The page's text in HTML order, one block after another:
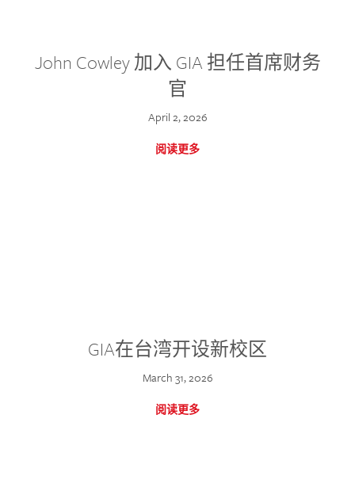
John Cowley 加入 GIA 担任首席财务
官
April 2, 2026
阅读更多
GIA在台湾开设新校区
March 31, 2026
阅读更多